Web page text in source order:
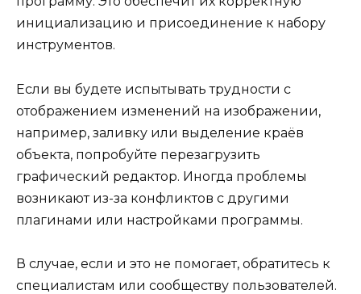
инициализацию и присоединение к набору
инструментов.
Если вы будете испытывать трудности с
отображением изменений на изображении,
например, заливку или выделение краёв
объекта, попробуйте перезагрузить
графический редактор. Иногда проблемы
возникают из-за конфликтов с другими
плагинами или настройками программы.
В случае, если и это не помогает, обратитесь к
специалистам или сообществу пользователей.